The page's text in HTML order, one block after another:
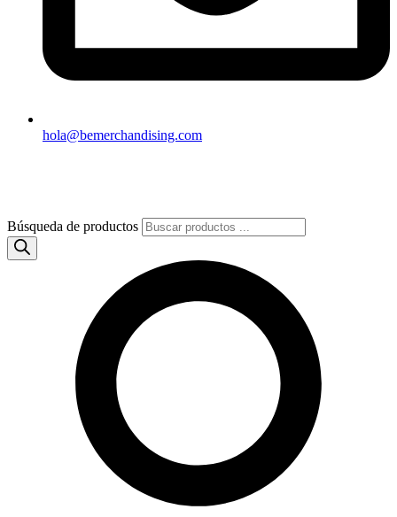
hola@bemerchandising.com
Búsqueda de productos